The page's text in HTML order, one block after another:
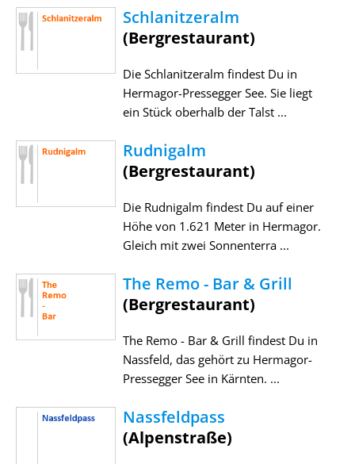
Schlanitzeralm
(Bergrestaurant)
Die Schlanitzeralm findest Du in
Hermagor-Pressegger See. Sie liegt
ein Stück oberhalb der Talst ...
Rudnigalm
(Bergrestaurant)
Die Rudnigalm findest Du auf einer
Höhe von 1.621 Meter in Hermagor.
Gleich mit zwei Sonnenterra ...
The Remo - Bar & Grill
(Bergrestaurant)
The Remo - Bar & Grill findest Du in
Nassfeld, das gehört zu Hermagor-
Pressegger See in Kärnten. ...
Nassfeldpass
(Alpenstraße)